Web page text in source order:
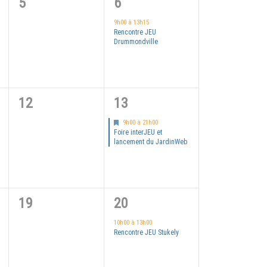
évènement,
9h00 à 13h15
Rencontre JEU
Drummondville
0
12
1
évènement,
13
Mis
en
avant
9h00 à 21h00
Foire interJEU et
lancement du JardinWeb
0
19
1
évènement,
20
10h00 à 13h00
Rencontre JEU Stukely